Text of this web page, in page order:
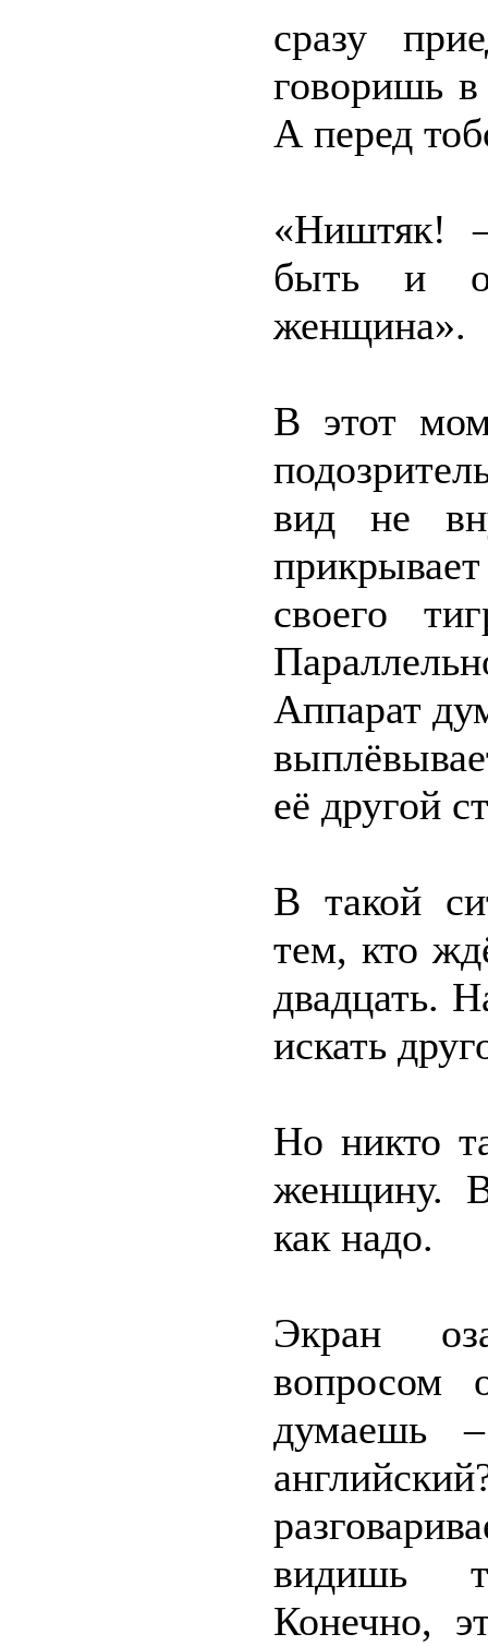
сразу
говоришь в
А перед
«Ништяк!
быть и
женщина».
В этот
вид не
своего
Аппарат
её другой
В такой
тем, кто
двадцать.
искать
Но никто
женщину. В
как надо.
Экран
вопросом
думаешь
видишь
Конечно,